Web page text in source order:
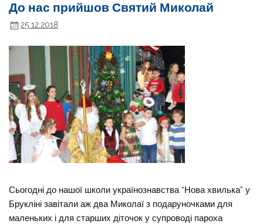
До нас прийшов Святий Миколай
25.12.2018
Сьогодні до нашої школи українознавства “Нова хвилька” у
Брукліні завітали аж два Миколаї з подаруночками для
маленьких і для старших діточок у супроводі пароха